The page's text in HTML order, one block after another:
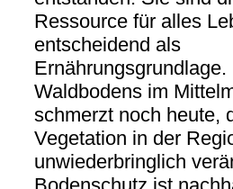
Ressource für alles
entscheidend als
Waldbodens im
schmerzt noch heute,
Vegetation in der
unwiederbringlich